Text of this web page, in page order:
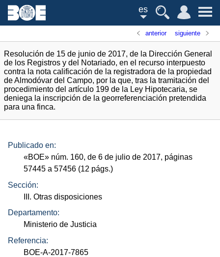
es
anterior siguiente
Resolución de 15 de junio de 2017, de la Dirección General
de los Registros y del Notariado, en el recurso interpuesto
contra la nota calificación de la registradora de la propiedad
de Almodóvar del Campo, por la que, tras la tramitación del
procedimiento del artículo 199 de la Ley Hipotecaria, se
deniega la inscripción de la georreferenciación pretendida
para una finca.
Publicado en:
«BOE» núm. 160, de 6 de julio de 2017, páginas
57445 a 57456 (12 págs.)
Sección:
III. Otras disposiciones
Departamento:
Ministerio de Justicia
Referencia:
BOE-A-2017-7865